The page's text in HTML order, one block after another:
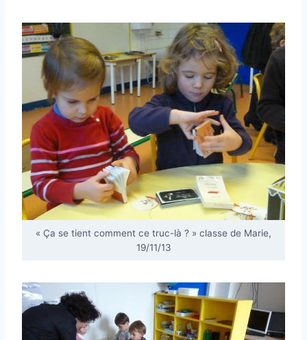
« Ça se tient comment ce truc-là ? » classe de Marie,
19/11/13